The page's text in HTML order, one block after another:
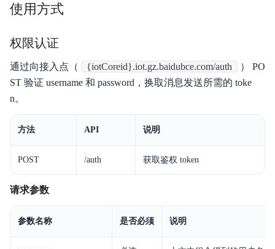
使用方式
权限认证
通过向接入点（ {iotCoreid}.iot.gz.baidubce.com/auth
） PO
ST 验证 username 和 password，换取消息发送所需的 toke
n。
方法 API 说明
POST /auth 获取鉴权 token
请求参数
参数名称 是否必须 说明